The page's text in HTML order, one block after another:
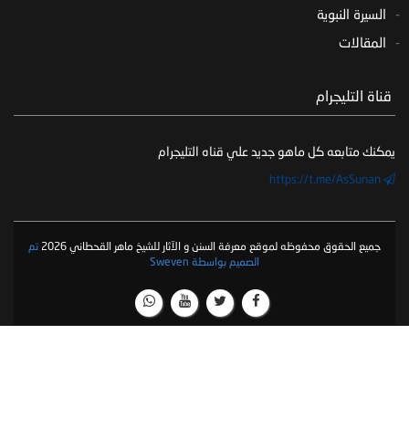
السيرة النبوية
المقالات
‏ قناة التليجرام
يمكنك متابعه كل ماهو جديد علي قناه التليجرام
جميع الحقوق محفوظه لموقع معرفة السنن و الآثار للشيخ ماهر القحطاني 2026
تم
الصميم بواسطة Sweven